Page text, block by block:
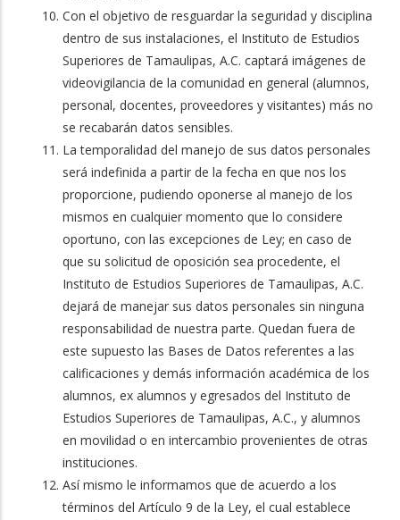
Con el objetivo de resguardar la seguridad y disciplina
dentro de sus instalaciones, el Instituto de Estudios
Superiores de Tamaulipas, A.C. captará imágenes de
videovigilancia de la comunidad en general (alumnos,
personal, docentes, proveedores y visitantes) más no
se recabarán datos sensibles.
La temporalidad del manejo de sus datos personales
será indefinida a partir de la fecha en que nos los
proporcione, pudiendo oponerse al manejo de los
mismos en cualquier momento que lo considere
oportuno, con las excepciones de Ley; en caso de
que su solicitud de oposición sea procedente, el
Instituto de Estudios Superiores de Tamaulipas, A.C.
dejará de manejar sus datos personales sin ninguna
responsabilidad de nuestra parte. Quedan fuera de
este supuesto las Bases de Datos referentes a las
calificaciones y demás información académica de los
alumnos, ex alumnos y egresados del Instituto de
Estudios Superiores de Tamaulipas, A.C., y alumnos
en movilidad o en intercambio provenientes de otras
instituciones.
Así mismo le informamos que de acuerdo a los
términos del Artículo 9 de la Ley, el cual establece